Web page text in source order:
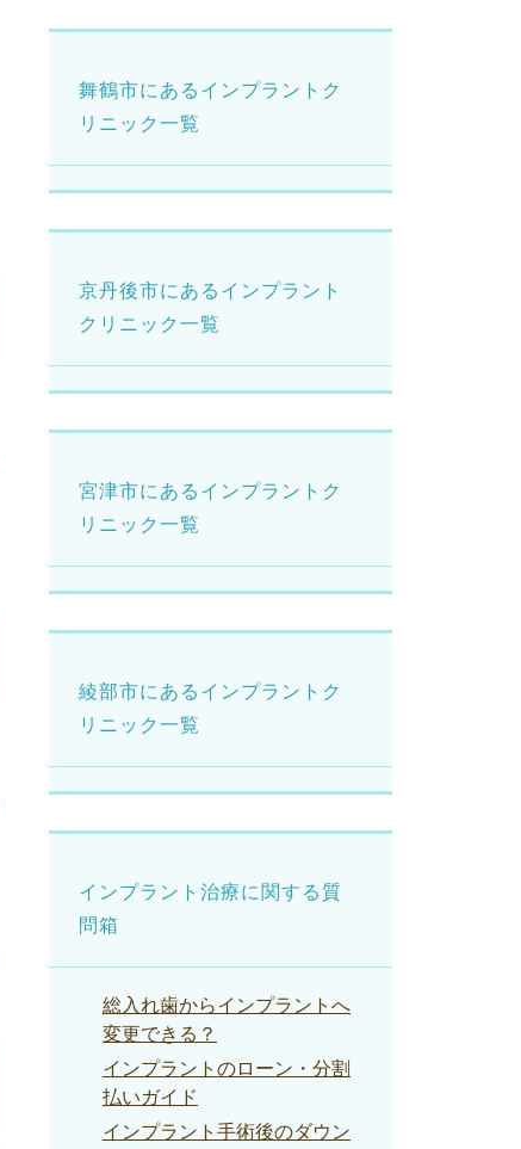
舞鶴市にあるインプラントク
リニック一覧
京丹後市にあるインプラント
クリニック一覧
宮津市にあるインプラントク
リニック一覧
綾部市にあるインプラントク
リニック一覧
インプラント治療に関する質
問箱
総入れ歯からインプラントへ
変更できる？
インプラントのローン・分割
払いガイド
インプラント手術後のダウン